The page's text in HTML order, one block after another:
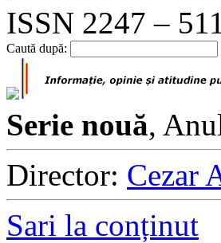
ISSN 2247 –
Caută după:
Serie nouă,
Director: Cezar
Sari la conținut